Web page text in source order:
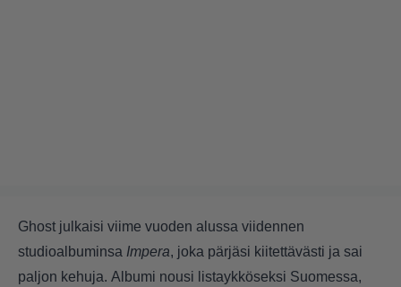
Ghost julkaisi viime vuoden alussa viidennen
studioalbuminsa Impera, joka pärjäsi kiitettävästi ja sai
paljon kehuja. Albumi nousi listaykköseksi Suomessa,